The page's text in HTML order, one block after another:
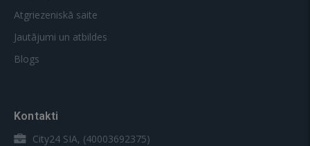
Atgriezeniskā saite
Jautājumi un atbildes
Blogs
Kontakti
City24 SIA, (40003692375)